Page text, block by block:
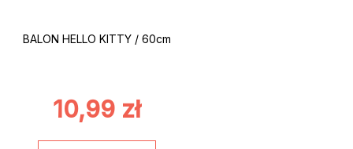
BALON HELLO KITTY / 60cm
10,99 zł